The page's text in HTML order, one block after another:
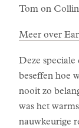
Tom on
Meer over
Deze speciale
beseffen hoe
nooit zo
was het
nauwkeurige